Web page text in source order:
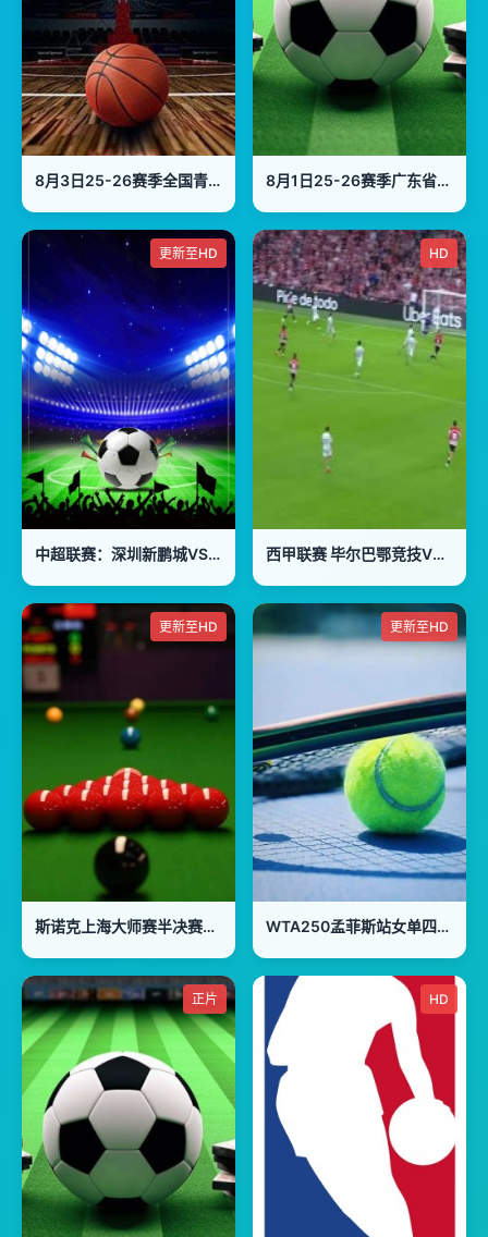
8月3日25-26赛季全国青年篮球联赛 浙江广厦88VS64福建浔兴 8月1日25-26赛季广东省城市足球超级联赛 深圳VS惠州
更新至HD
中超联赛：深圳新鹏城VS重庆铜梁龙20260802
HD
西甲联赛 毕尔巴鄂竞技VS皇家贝蒂斯 20241104
更新至HD
斯诺克上海大师赛半决赛第二阶段：凯伦·威尔逊VS赵心童
更新至HD
WTA250孟菲斯站女单四分之一决赛：扎哈洛娃VS扎拉祖阿
正片 HD